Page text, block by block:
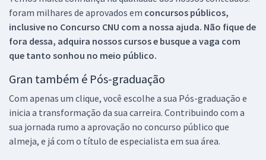
foram milhares de aprovados em concursos públicos,
inclusive no Concurso CNU com a nossa ajuda. Não fique de
fora dessa, adquira nossos cursos e busque a vaga com
que tanto sonhou no meio público.
Gran também é Pós-graduação
Com apenas um clique, você escolhe a sua Pós-graduação e
inicia a transformação da sua carreira. Contribuindo com a
sua jornada rumo a aprovação no concurso público que
almeja, e já com o título de especialista em sua área.